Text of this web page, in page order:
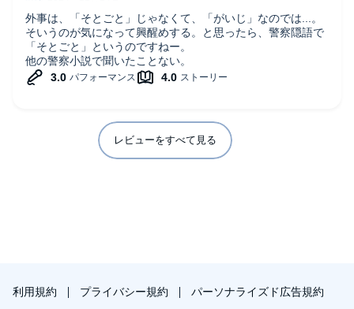
外事は、「そとごと」じゃなくて、「がいじ」なのでは...。
そいうのが気になって興醒めする。と思ったら、警察隠語で
「そとごと」というのですねー。
他の警察小説で聞いたことない。
レビューをすべて見る
利用規約 プライバシー規約 パーソナライズド広告規約